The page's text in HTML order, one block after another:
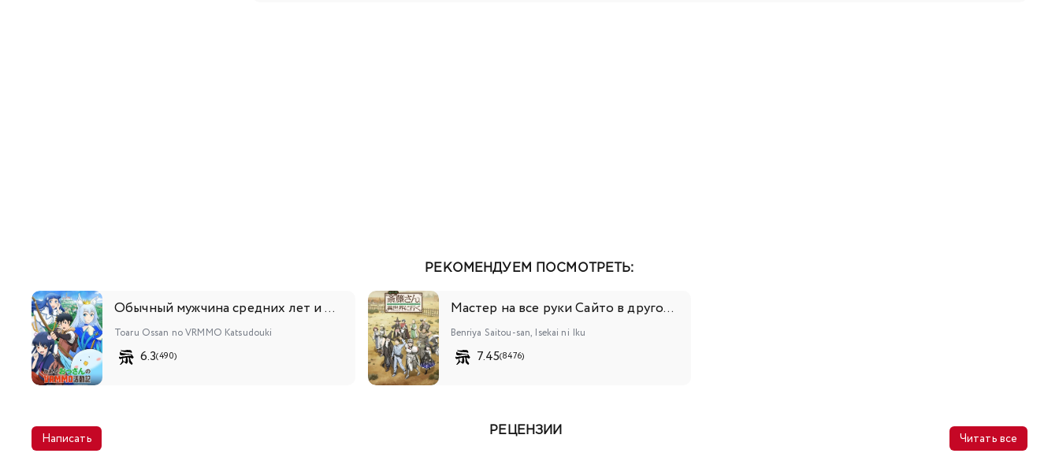
РЕКОМЕНДУЕМ ПОСМОТРЕТЬ:
Обычный мужчина средних лет и его журнал активности в VRMMO
Toaru Ossan no VRMMO Katsudouki
6.3(490)
Мастер на все руки Сайто в другом мире
Benriya Saitou-san, Isekai ni Iku
7.45(8476)
Написать
РЕЦЕНЗИИ
Читать все